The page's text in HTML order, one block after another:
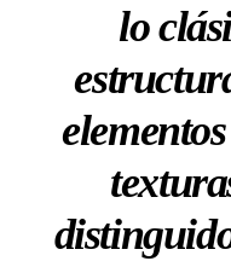
lo